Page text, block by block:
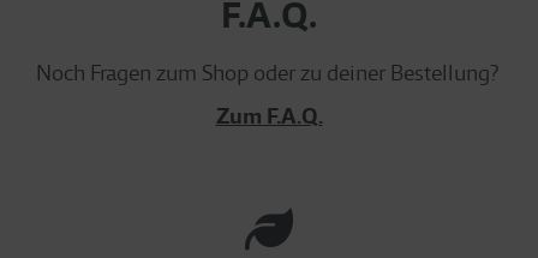
F.A.Q.
Noch Fragen zum Shop oder zu deiner Bestellung?
Zum F.A.Q.